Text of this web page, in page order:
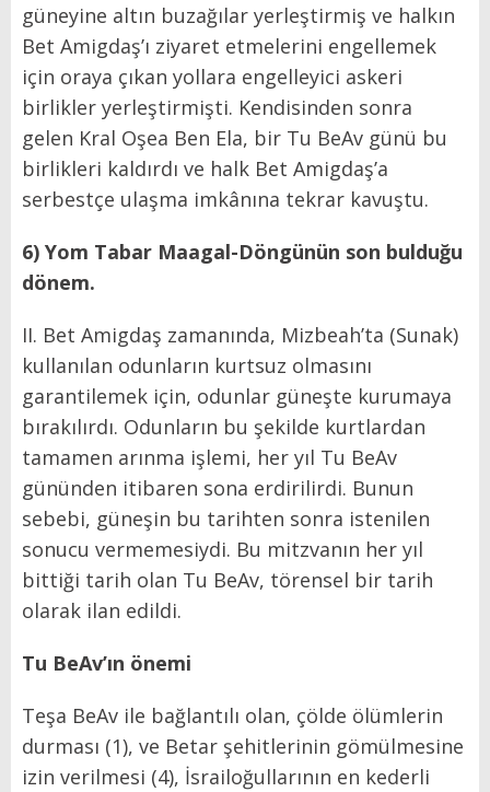
güneyine altın buzağılar yerleştirmiş ve halkın
Bet Amigdaş’ı ziyaret etmelerini engellemek
için oraya çıkan yollara engelleyici askeri
birlikler yerleştirmişti. Kendisinden sonra
gelen Kral Oşea Ben Ela, bir Tu BeAv günü bu
birlikleri kaldırdı ve halk Bet Amigdaş’a
serbestçe ulaşma imkânına tekrar kavuştu.
6) Yom Tabar Maagal-Döngünün son bulduğu
dönem.
II. Bet Amigdaş zamanında, Mizbeah’ta (Sunak)
kullanılan odunların kurtsuz olmasını
garantilemek için, odunlar güneşte kurumaya
bırakılırdı. Odunların bu şekilde kurtlardan
tamamen arınma işlemi, her yıl Tu BeAv
gününden itibaren sona erdirilirdi. Bunun
sebebi, güneşin bu tarihten sonra istenilen
sonucu vermemesiydi. Bu mitzvanın her yıl
bittiği tarih olan Tu BeAv, törensel bir tarih
olarak ilan edildi.
Tu BeAv’ın önemi
Teşa BeAv ile bağlantılı olan, çölde ölümlerin
durması (1), ve Betar şehitlerinin gömülmesine
izin verilmesi (4), İsrailoğullarının en kederli